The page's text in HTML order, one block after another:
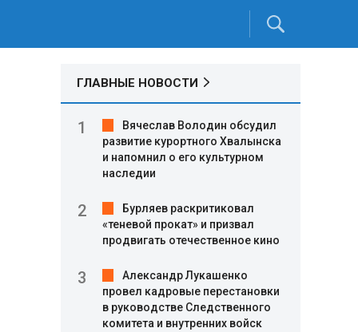
ГЛАВНЫЕ НОВОСТИ
Вячеслав Володин обсудил
развитие курортного Хвалынска
и напомнил о его культурном
наследии
Бурляев раскритиковал
«теневой прокат» и призвал
продвигать отечественное кино
Александр Лукашенко
провел кадровые перестановки
в руководстве Следственного
комитета и внутренних войск